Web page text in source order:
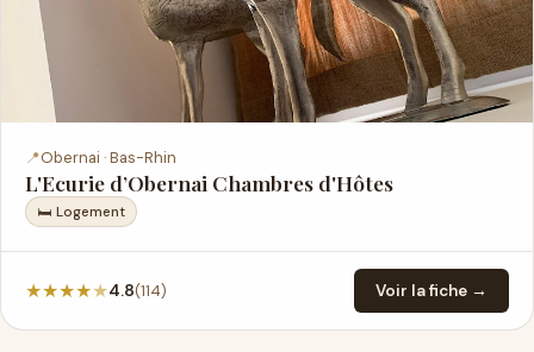
📍Obernai · Bas-Rhin
L'Ecurie d’Obernai Chambres d'Hôtes
🛏 Logement
★★★★★4.8(114) Voir la fiche →